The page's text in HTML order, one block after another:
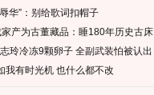
华”：别给歌词扣帽子
产为古董藏品：睡180年历史古床
玲冷冻9颗卵子 全副武装怕被认出
我有时光机 也什么都不改